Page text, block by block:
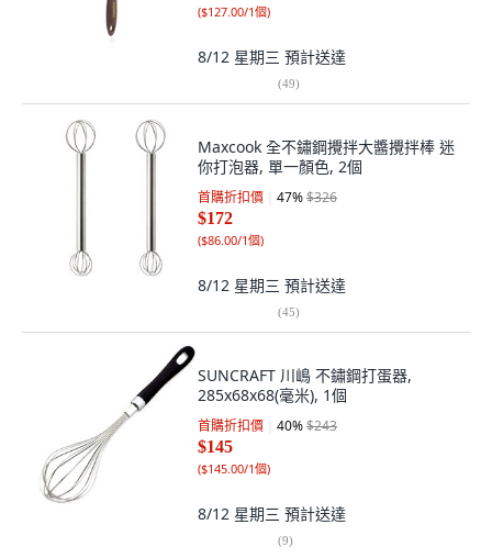
($127.00/1個)
8/12 星期三 預計送達
(49)
Maxcook 全不鏽鋼攪拌大醬攪拌棒 迷
你打泡器, 單一顏色, 2個
首購折扣價 47%$326
$172
($86.00/1個)
8/12 星期三 預計送達
(45)
SUNCRAFT 川嶋 不鏽鋼打蛋器,
285x68x68(毫米), 1個
首購折扣價 40%$243
$145
($145.00/1個)
8/12 星期三 預計送達
(9)